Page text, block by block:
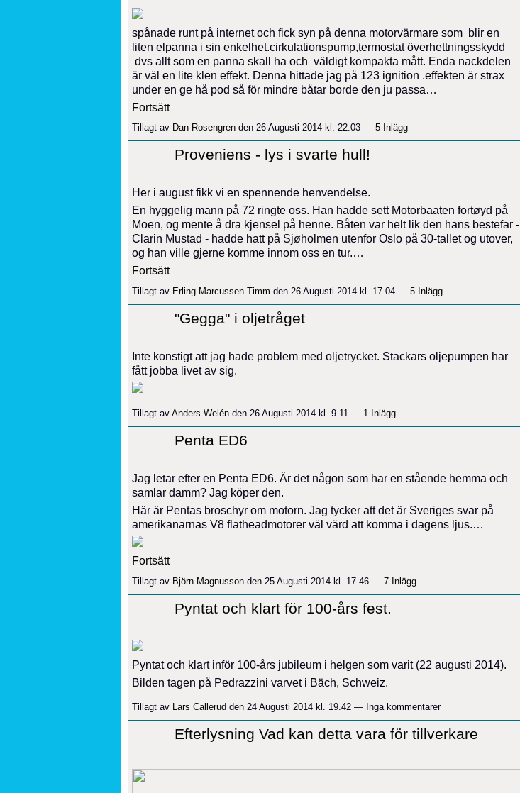
spånade runt på internet och fick syn på denna motorvärmare som blir en
liten elpanna i sin enkelhet.cirkulationspump,termostat överhettningsskydd
dvs allt som en panna skall ha och väldigt kompakta mått. Enda nackdelen
är väl en lite klen effekt. Denna hittade jag på 123 ignition .effekten är strax
under en ge hå pod så för mindre båtar borde den ju passa…
Fortsätt
Tillagt av Dan Rosengren den 26 Augusti 2014 kl. 22.03 — 5 Inlägg
Proveniens - lys i svarte hull!
Her i august fikk vi en spennende henvendelse.
En hyggelig mann på 72 ringte oss. Han hadde sett Motorbaaten fortøyd på
Moen, og mente å dra kjensel på henne. Båten var helt lik den hans bestefar -
Clarin Mustad - hadde hatt på Sjøholmen utenfor Oslo på 30-tallet og utover,
og han ville gjerne komme innom oss en tur.…
Fortsätt
Tillagt av Erling Marcussen Timm den 26 Augusti 2014 kl. 17.04 — 5 Inlägg
"Gegga" i oljetråget
Inte konstigt att jag hade problem med oljetrycket. Stackars oljepumpen har
fått jobba livet av sig.
Tillagt av Anders Welén den 26 Augusti 2014 kl. 9.11 — 1 Inlägg
Penta ED6
Jag letar efter en Penta ED6. Är det någon som har en stående hemma och
samlar damm? Jag köper den.
Här är Pentas broschyr om motorn. Jag tycker att det är Sveriges svar på
amerikanarnas V8 flatheadmotorer väl värd att komma i dagens ljus.…
Fortsätt
Tillagt av Björn Magnusson den 25 Augusti 2014 kl. 17.46 — 7 Inlägg
Pyntat och klart för 100-års fest.
Pyntat och klart inför 100-års jubileum i helgen som varit (22 augusti 2014).
Bilden tagen på Pedrazzini varvet i Bäch, Schweiz.
Tillagt av Lars Callerud den 24 Augusti 2014 kl. 19.42 — Inga kommentarer
Efterlysning Vad kan detta vara för tillverkare